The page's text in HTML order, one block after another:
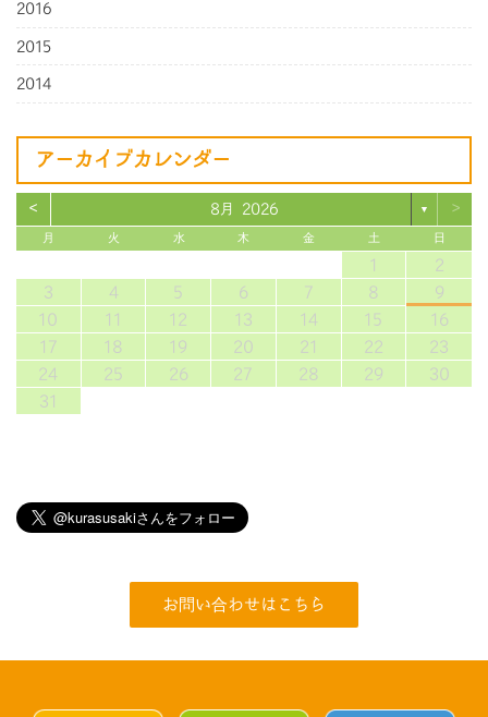
2016
2015
2014
アーカイブカレンダー
< 8月 2026 ▼ >
月 火 水 木 金 土 日
1
2
3
4 5 6 7 8
9
10
11 12 13 14 15
16
17
18 19 20 21 22
23
24
25 26 27 28 29
30
31
お問い合わせはこちら